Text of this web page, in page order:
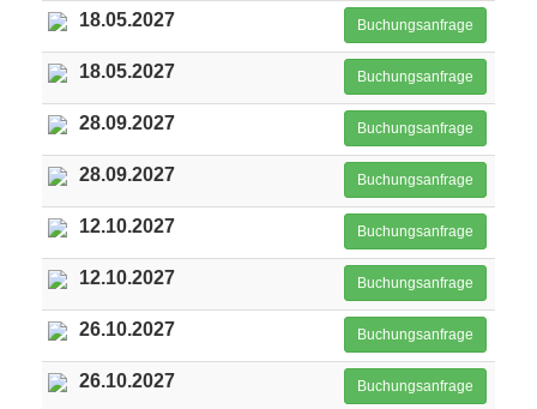
18.05.2027 Buchungsanfrage
18.05.2027 Buchungsanfrage
28.09.2027 Buchungsanfrage
28.09.2027 Buchungsanfrage
12.10.2027 Buchungsanfrage
12.10.2027 Buchungsanfrage
26.10.2027 Buchungsanfrage
26.10.2027 Buchungsanfrage